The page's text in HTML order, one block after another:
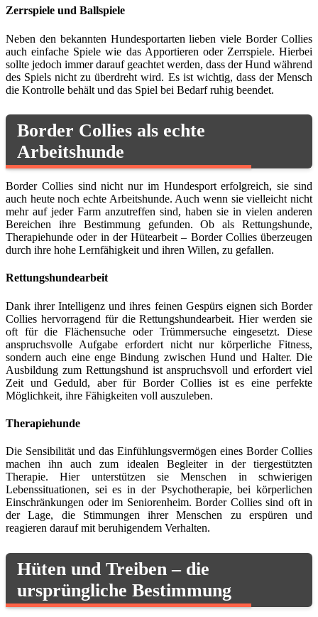
Zerrspiele und Ballspiele
Neben den bekannten Hundesportarten lieben viele Border Collies
auch einfache Spiele wie das Apportieren oder Zerrspiele. Hierbei
sollte jedoch immer darauf geachtet werden, dass der Hund während
des Spiels nicht zu überdreht wird. Es ist wichtig, dass der Mensch
die Kontrolle behält und das Spiel bei Bedarf ruhig beendet.
Border Collies als echte
Arbeitshunde
Border Collies sind nicht nur im Hundesport erfolgreich, sie sind
auch heute noch echte Arbeitshunde. Auch wenn sie vielleicht nicht
mehr auf jeder Farm anzutreffen sind, haben sie in vielen anderen
Bereichen ihre Bestimmung gefunden. Ob als Rettungshunde,
Therapiehunde oder in der Hütearbeit – Border Collies überzeugen
durch ihre hohe Lernfähigkeit und ihren Willen, zu gefallen.
Rettungshundearbeit
Dank ihrer Intelligenz und ihres feinen Gespürs eignen sich Border
Collies hervorragend für die Rettungshundearbeit. Hier werden sie
oft für die Flächensuche oder Trümmersuche eingesetzt. Diese
anspruchsvolle Aufgabe erfordert nicht nur körperliche Fitness,
sondern auch eine enge Bindung zwischen Hund und Halter. Die
Ausbildung zum Rettungshund ist anspruchsvoll und erfordert viel
Zeit und Geduld, aber für Border Collies ist es eine perfekte
Möglichkeit, ihre Fähigkeiten voll auszuleben.
Therapiehunde
Die Sensibilität und das Einfühlungsvermögen eines Border Collies
machen ihn auch zum idealen Begleiter in der tiergestützten
Therapie. Hier unterstützen sie Menschen in schwierigen
Lebenssituationen, sei es in der Psychotherapie, bei körperlichen
Einschränkungen oder im Seniorenheim. Border Collies sind oft in
der Lage, die Stimmungen ihrer Menschen zu erspüren und
reagieren darauf mit beruhigendem Verhalten.
Hüten und Treiben – die
ursprüngliche Bestimmung